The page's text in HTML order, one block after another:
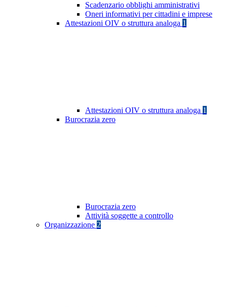
Scadenzario obblighi amministrativi
Oneri informativi per cittadini e imprese
Attestazioni OIV o struttura analoga 1
Attestazioni OIV o struttura analoga 1
Burocrazia zero
Burocrazia zero
Attività soggette a controllo
Organizzazione 2